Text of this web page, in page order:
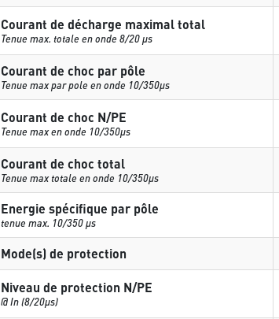
Courant de décharge maximal total
Tenue max. totale en onde 8/20 µs
Courant de choc par pôle
Tenue max par pole en onde 10/350µs
Courant de choc N/PE
Tenue max en onde 10/350µs
Courant de choc total
Tenue max totale en onde 10/350µs
Energie spécifique par pôle
tenue max. 10/350 µs
Mode(s) de protection
Niveau de protection N/PE
@ In (8/20µs)